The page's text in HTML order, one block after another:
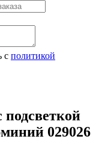
с политикой
029026